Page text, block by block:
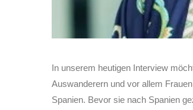
In unserem heutigen Interview
Auswanderern und vor allem
Spanien. Bevor sie nach Spanien